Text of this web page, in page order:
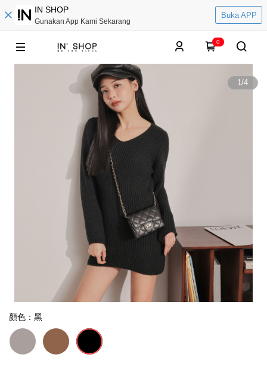
IN SHOP
Gunakan App Kami Sekarang
Buka APP
0
1/4
顏色：黑